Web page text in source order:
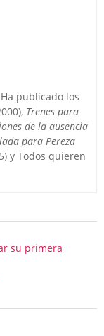
publicado los
Trenes para
de la ausencia
para Pereza
y Todos quieren
su primera